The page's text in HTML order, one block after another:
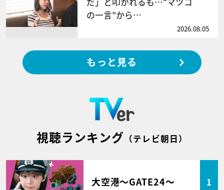
の一言”から…
2026.08.05
もっと見る
視聴ランキング （テレビ朝日）
大空港～GATE24～ 1